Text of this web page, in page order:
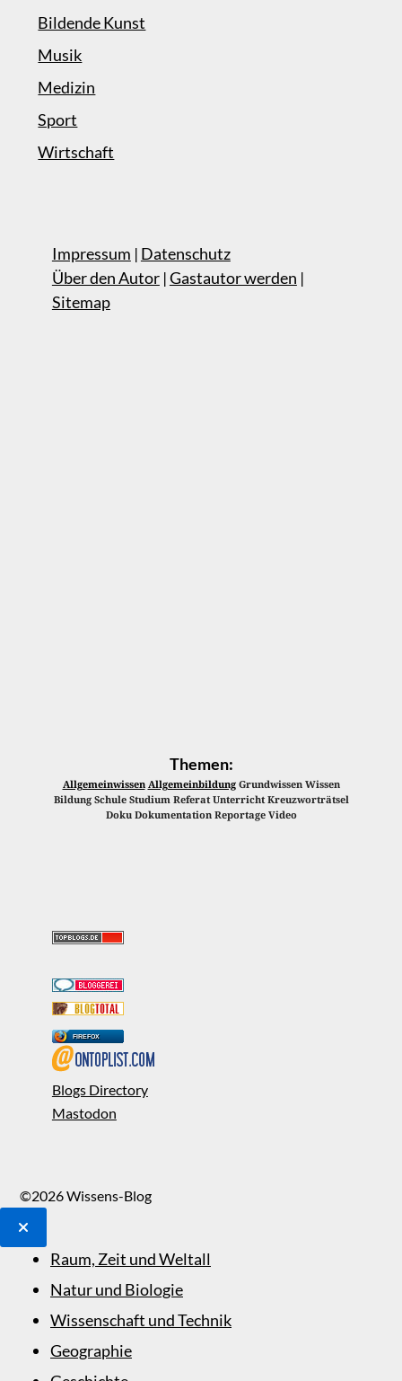
Bildende Kunst
Musik
Medizin
Sport
Wirtschaft
Impressum | Datenschutz
Über den Autor|Gastautor werden |
Sitemap
Themen:
Allgemeinwissen AllgemeinbildungGrundwissen Wissen
Bildung Schule Studium Referat Unterricht Kreuzworträtsel
Doku Dokumentation Reportage Video
FIREFOX
Blogs Directory
Mastodon
©2026 Wissens-Blog
Raum, Zeit und Weltall
Natur und Biologie
Wissenschaft und Technik
Geographie